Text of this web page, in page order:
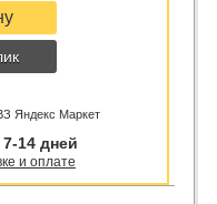
Яндекс Маркет
7-14 дней
и оплате